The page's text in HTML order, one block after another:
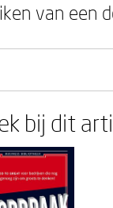
van een
bij dit